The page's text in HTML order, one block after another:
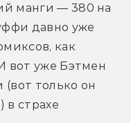
манги — 380 на
давно уже
как
вот уже Бэтмен
только он
в страхе